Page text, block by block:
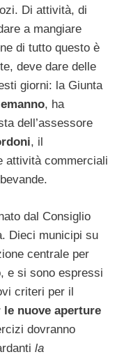
Di attività, di
a mangiare
di tutto questo è
deve dare delle
giorni: la Giunta
, ha
dell’assessore
, il
attività commerciali
dal Consiglio
Dieci municipi su
centrale per
e si sono espressi
criteri per il
nuove aperture
dovranno
la